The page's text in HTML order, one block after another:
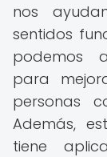
nos
sentidos
podemos
para
personas
Además,
tiene